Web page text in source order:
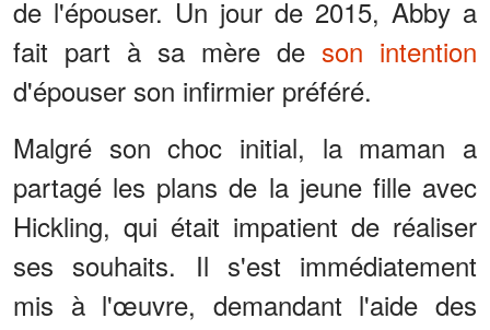
de l'épouser. Un jour de 2015, Abby a
fait part à sa mère de son intention
d'épouser son infirmier préféré.
Malgré son choc initial, la maman a
partagé les plans de la jeune fille avec
Hickling, qui était impatient de réaliser
ses souhaits. Il s'est immédiatement
mis à l'œuvre, demandant l'aide des